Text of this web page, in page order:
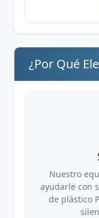
¿Por Qué
Nuestro
ayudarle con
de plástico